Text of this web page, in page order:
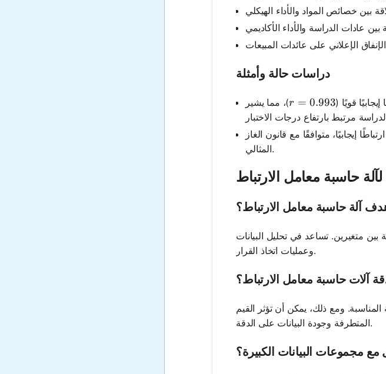
دراسات حالة وأمثلة
قويًا ( r = 0.993
r = 0.993
)، مما يشير
إيجابيًا، متوافقًا مع قانون الغاز
المثالي.
لآلة حاسبة معامل الارتباط
آلة حاسبة معامل الارتباط؟
متغيرين. تساعد في تحليل البيانات
وعمليات اتخاذ القرار.
آلات حاسبة معامل الارتباط؟
ومع ذلك، يمكن أن تؤثر القيم
المتطرفة وجودة البيانات على الدقة.
مجموعات البيانات الكبيرة؟